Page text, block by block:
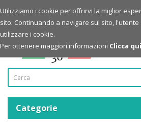
Login
Registrazione
Categorie
Utilizziamo i cookie per offrirvi la miglior
sito. Continuando a navigare sul sito, l'utente
utilizzare i cookie.
Per ottenere maggiori informazioni Clicca qui